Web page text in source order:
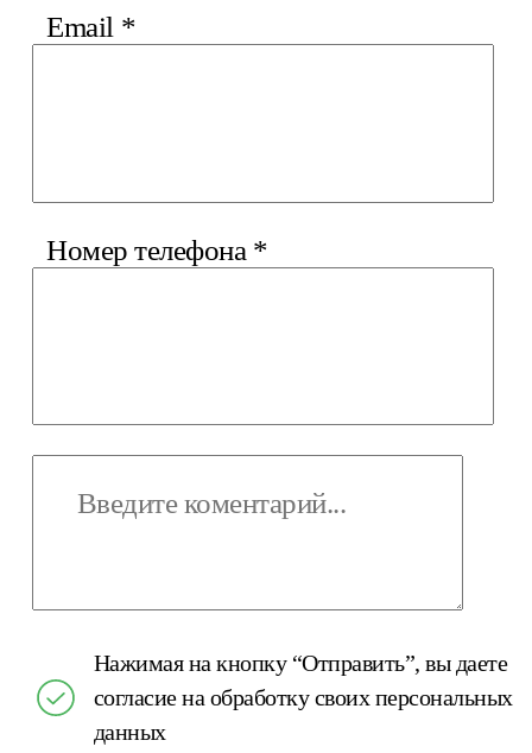
Email *
Номер телефона *
Нажимая на кнопку “Отправить”, вы даете
согласие на обработку своих персональных
данных